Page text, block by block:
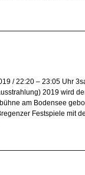
/ 22:20 – 23:05 Uhr
2019 wird
am Bodensee
Festspiele mit